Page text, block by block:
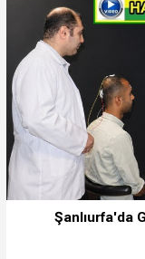
Şanlıurfa'da